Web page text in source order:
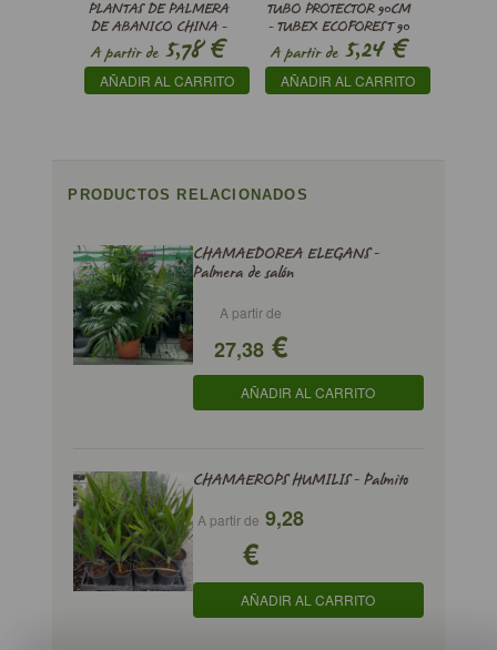
PLANTAS DE PALMERA
DE ABANICO CHINA -
LIVISTONA CHINENSIS
A partir de5,78€
AÑADIR AL CARRITO
TUBO PROTECTOR 90CM
- TUBEX ECOFOREST 90
A partir de5,24€
AÑADIR AL CARRITO
PRODUCTOS RELACIONADOS
CHAMAEDOREA ELEGANS -
Palmera de salón
A partir de
27,38€
AÑADIR AL CARRITO
CHAMAEROPS HUMILIS - Palmito
A partir de 9,28
€
AÑADIR AL CARRITO